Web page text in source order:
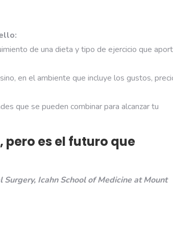
de una dieta y tipo de ejercicio que
en el ambiente que incluye los gustos,
que se pueden combinar para alcanzar tu
es el futuro que
Icahn School of Medicine at Mount